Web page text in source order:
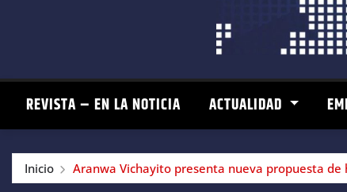
REVISTA – EN LA NOTICIA ACTUALIDAD
Inicio Aranwa Vichayito presenta nueva propuesta